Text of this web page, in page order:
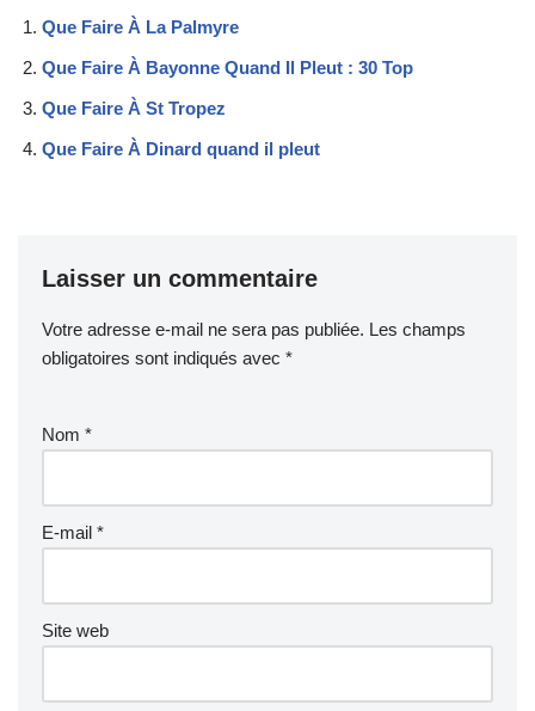
Que Faire À La Palmyre
Que Faire À Bayonne Quand Il Pleut : 30 Top
Que Faire À St Tropez
Que Faire À Dinard quand il pleut
Laisser un commentaire
Votre adresse e-mail ne sera pas publiée. Les champs
obligatoires sont indiqués avec *
Nom *
E-mail *
Site web